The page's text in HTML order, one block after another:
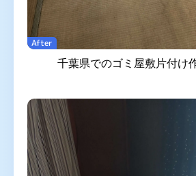
After
千葉県でのゴミ屋敷片付け